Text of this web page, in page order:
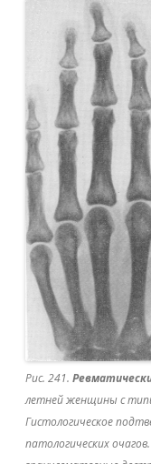
Рис. 241.
летней женщины с
Гистологическое
патологических